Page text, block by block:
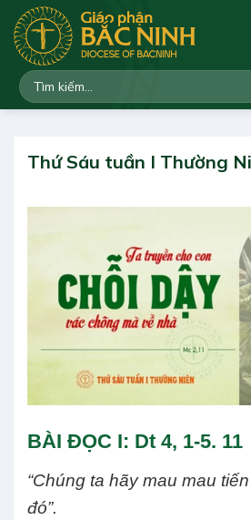
qua
dung
Thứ Sáu tuần I Thường
BÀI ĐỌC I: Dt 4, 1-5. 11
“Chúng ta hãy mau mau
đó”.